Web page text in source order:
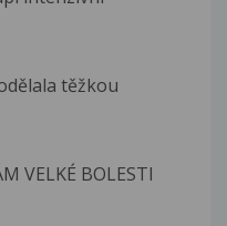
těžkou
VELKÉ BOLESTI